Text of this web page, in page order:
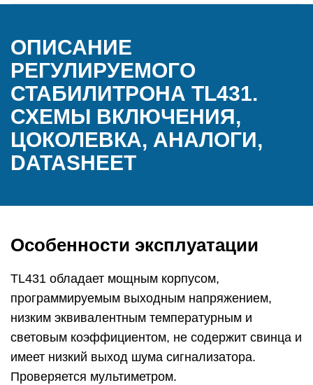
ОПИСАНИЕ
РЕГУЛИРУЕМОГО
СТАБИЛИТРОНА TL431.
СХЕМЫ ВКЛЮЧЕНИЯ,
ЦОКОЛЕВКА, АНАЛОГИ,
DATASHEET
Особенности эксплуатации
TL431 обладает мощным корпусом,
программируемым выходным напряжением,
низким эквивалентным температурным и
световым коэффициентом, не содержит свинца и
имеет низкий выход шума сигнализатора.
Проверяется мультиметром.